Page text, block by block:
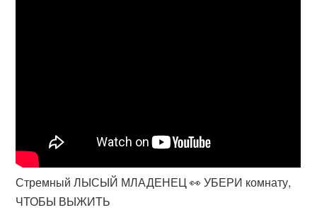
Стремный ЛЫСЫЙ МЛАДЕНЕЦ 👀 УБЕРИ комнату,
ЧТОБЫ ВЫЖИТЬ